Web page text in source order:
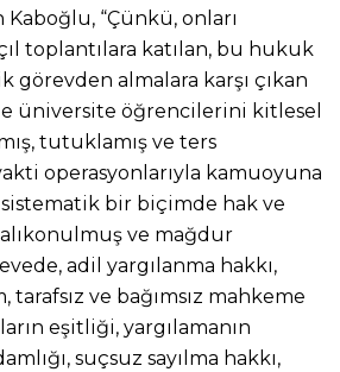
“Çünkü, onları
toplantılara katılan, bu hukuk
görevden almalara karşı çıkan
üniversite öğrencilerini kitlesel
tutuklamış ve ters
operasyonlarıyla kamuoyuna
bir biçimde hak ve
ve mağdur
adil yargılanma hakkı,
ve bağımsız mahkeme
eşitliği, yargılamanın
suçsuz sayılma hakkı,